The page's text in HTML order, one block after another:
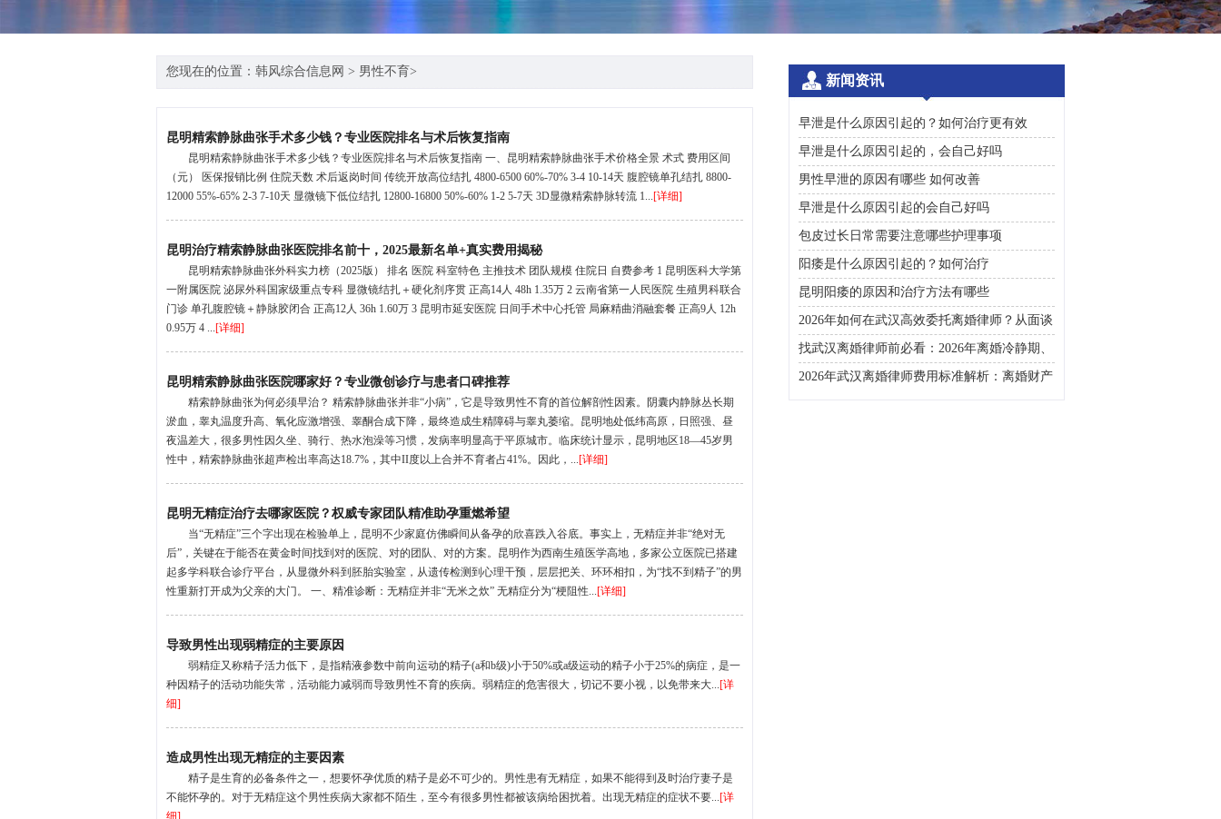
您现在的位置： 韩风综合信息网 > 男性不育>
昆明精索静脉曲张手术多少钱？专业医院排名与术后恢复指南
昆明精索静脉曲张手术多少钱？专业医院排名与术后恢复指南 一、昆明精索静脉曲张手术价格全景 术式 费用区间
（元） 医保报销比例 住院天数 术后返岗时间 传统开放高位结扎 4800-6500 60%-70% 3-4 10-14天 腹腔镜单孔结扎 8800-
12000 55%-65% 2-3 7-10天 显微镜下低位结扎 12800-16800 50%-60% 1-2 5-7天 3D显微精索静脉转流 1... [详细]
昆明治疗精索静脉曲张医院排名前十，2025最新名单+真实费用揭秘
昆明精索静脉曲张外科实力榜（2025版） 排名 医院 科室特色 主推技术 团队规模 住院日 自费参考 1 昆明医科大学第
一附属医院 泌尿外科国家级重点专科 显微镜结扎＋硬化剂序贯 正高14人 48h 1.35万 2 云南省第一人民医院 生殖男科联合
门诊 单孔腹腔镜＋静脉胶闭合 正高12人 36h 1.60万 3 昆明市延安医院 日间手术中心托管 局麻精曲消融套餐 正高9人 12h
0.95万 4 ... [详细]
昆明精索静脉曲张医院哪家好？专业微创诊疗与患者口碑推荐
精索静脉曲张为何必须早治？ 精索静脉曲张并非“小病”，它是导致男性不育的首位解剖性因素。阴囊内静脉丛长期
淤血，睾丸温度升高、氧化应激增强、睾酮合成下降，最终造成生精障碍与睾丸萎缩。昆明地处低纬高原，日照强、昼
夜温差大，很多男性因久坐、骑行、热水泡澡等习惯，发病率明显高于平原城市。临床统计显示，昆明地区18—45岁男
性中，精索静脉曲张超声检出率高达18.7%，其中II度以上合并不育者占41%。因此，... [详细]
昆明无精症治疗去哪家医院？权威专家团队精准助孕重燃希望
当“无精症”三个字出现在检验单上，昆明不少家庭仿佛瞬间从备孕的欣喜跌入谷底。事实上，无精症并非“绝对无
后”，关键在于能否在黄金时间找到对的医院、对的团队、对的方案。昆明作为西南生殖医学高地，多家公立医院已搭建
起多学科联合诊疗平台，从显微外科到胚胎实验室，从遗传检测到心理干预，层层把关、环环相扣，为“找不到精子”的男
性重新打开成为父亲的大门。 一、精准诊断：无精症并非“无米之炊” 无精症分为“梗阻性... [详细]
导致男性出现弱精症的主要原因
弱精症又称精子活力低下，是指精液参数中前向运动的精子(a和b级)小于50%或a级运动的精子小于25%的病症，是一
种因精子的活动功能失常，活动能力减弱而导致男性不育的疾病。弱精症的危害很大，切记不要小视，以免带来大... [详
细]
造成男性出现无精症的主要因素
精子是生育的必备条件之一，想要怀孕优质的精子是必不可少的。男性患有无精症，如果不能得到及时治疗妻子是
不能怀孕的。对于无精症这个男性疾病大家都不陌生，至今有很多男性都被该病给困扰着。出现无精症的症状不要... [详
细]
新闻资讯
早泄是什么原因引起的？如何治疗更有效
早泄是什么原因引起的，会自己好吗
男性早泄的原因有哪些 如何改善
早泄是什么原因引起的会自己好吗
包皮过长日常需要注意哪些护理事项
阳痿是什么原因引起的？如何治疗
昆明阳痿的原因和治疗方法有哪些
2026年如何在武汉高效委托离婚律师？从面谈
咨询到判决执行的完整避雷手册
找武汉离婚律师前必看：2026年离婚冷静期、
彩礼返还及房产分割高频问题汇总
2026年武汉离婚律师费用标准解析：离婚财产